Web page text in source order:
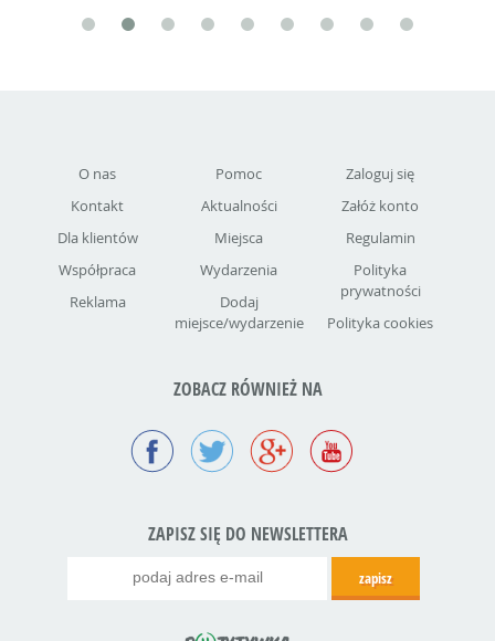
O nas
Kontakt
Dla klientów
Współpraca
Reklama
Pomoc
Aktualności
Miejsca
Wydarzenia
Dodaj
miejsce/wydarzenie
Zaloguj się
Załóż konto
Regulamin
Polityka
prywatności
Polityka cookies
ZOBACZ RÓWNIEŻ NA
ZAPISZ SIĘ DO NEWSLETTERA